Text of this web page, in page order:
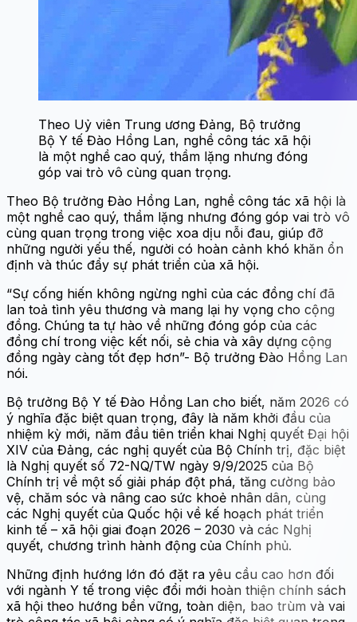
Theo Uỷ viên Trung ương Đảng, Bộ trưởng
Bộ Y tế Đào Hồng Lan, nghề công tác xã hội
là một nghề cao quý, thầm lặng nhưng đóng
góp vai trò vô cùng quan trọng.
Theo Bộ trưởng Đào Hồng Lan, nghề công tác xã hội là
một nghề cao quý, thầm lặng nhưng đóng góp vai trò vô
cùng quan trọng trong việc xoa dịu nỗi đau, giúp đỡ
những người yếu thế, người có hoàn cảnh khó khăn ổn
định và thúc đẩy sự phát triển của xã hội.
“Sự cống hiến không ngừng nghỉ của các đồng chí đã
lan toả tình yêu thương và mang lại hy vọng cho cộng
đồng. Chúng ta tự hào về những đóng góp của các
đồng chí trong việc kết nối, sẻ chia và xây dựng cộng
đồng ngày càng tốt đẹp hơn”- Bộ trưởng Đào Hồng Lan
nói.
Bộ trưởng Bộ Y tế Đào Hồng Lan cho biết, năm 2026 có
ý nghĩa đặc biệt quan trọng, đây là năm khởi đầu của
nhiệm kỳ mới, năm đầu tiên triển khai Nghị quyết Đại hội
XIV của Đảng, các nghị quyết của Bộ Chính trị, đặc biệt
là Nghị quyết số 72-NQ/TW ngày 9/9/2025 của Bộ
Chính trị về một số giải pháp đột phá, tăng cường bảo
vệ, chăm sóc và nâng cao sức khoẻ nhân dân, cùng
các Nghị quyết của Quốc hội về kế hoạch phát triển
kinh tế – xã hội giai đoạn 2026 – 2030 và các Nghị
quyết, chương trình hành động của Chính phủ.
Những định hướng lớn đó đặt ra yêu cầu cao hơn đối
với ngành Y tế trong việc đổi mới hoàn thiện chính sách
xã hội theo hướng bền vững, toàn diện, bao trùm và vai